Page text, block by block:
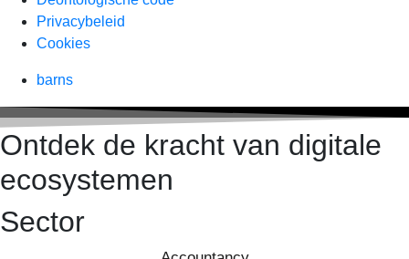
Privacybeleid
Cookies
barns
Ontdek de kracht van digitale
ecosystemen
Sector